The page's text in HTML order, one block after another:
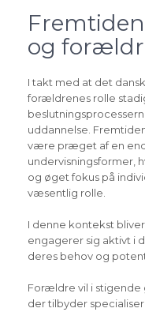
og
I takt med at det
forældrenes rolle
uddannelse.
være præget af en
undervisningsformer,
og øget fokus på
væsentlig rolle.
I denne kontekst
engagerer sig aktivt i
deres behov og
Forældre vil i stigende
der tilbyder